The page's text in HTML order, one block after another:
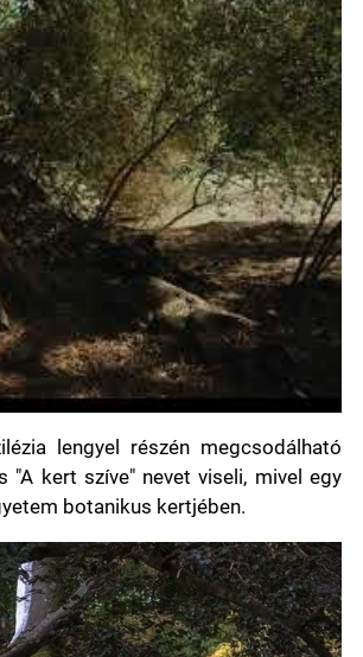
lengyel részén megcsodálható
kert szíve" nevet viseli, mivel egy
botanikus kertjében.